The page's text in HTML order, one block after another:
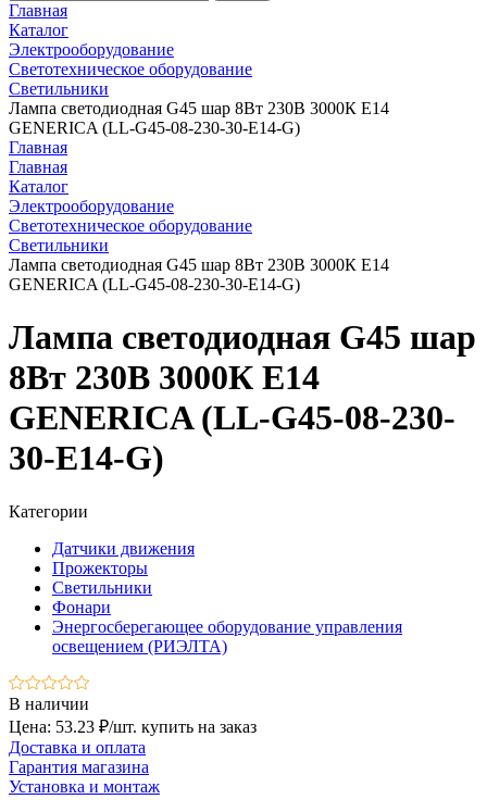
Главная
Каталог
Электрооборудование
Светотехническое оборудование
Светильники
Лампа светодиодная G45 шар 8Вт 230В 3000К E14
GENERICA (LL-G45-08-230-30-E14-G)
Главная
Главная
Каталог
Электрооборудование
Светотехническое оборудование
Светильники
Лампа светодиодная G45 шар 8Вт 230В 3000К E14
GENERICA (LL-G45-08-230-30-E14-G)
Лампа светодиодная G45 шар
8Вт 230В 3000К E14
GENERICA (LL-G45-08-230-
30-E14-G)
Категории
Датчики движения
Прожекторы
Светильники
Фонари
Энергосберегающее оборудование управления
освещением (РИЭЛТА)
В наличии
Цена: 53.23 ₽/шт. купить на заказ
Доставка и оплата
Гарантия магазина
Установка и монтаж